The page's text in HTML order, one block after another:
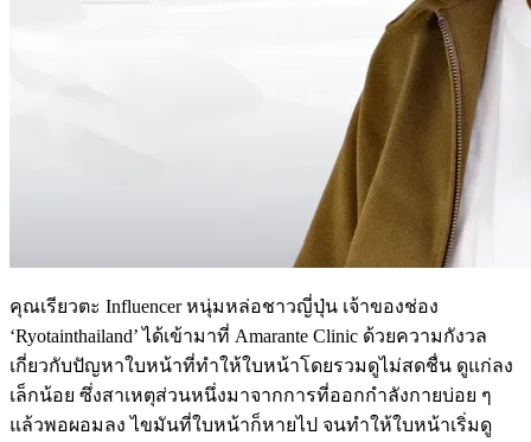
คุณเรียวตะ Influencer หนุ่มหล่อชาวญี่ปุ่น เจ้าของช่อง
‘Ryotainthailand’ ได้เข้ามาที่ Amarante Clinic ด้วยความกังวล
เกี่ยวกับปัญหาใบหน้าที่ทำให้ใบหน้าโดยรวมดูไม่สดชื่น ดูแก่ลง
เล็กน้อย ซึ่งสาเหตุส่วนหนึ่งมาจากการที่ออกกำลังกายบ่อย ๆ
แล้วพอผอมลง ไขมันที่ใบหน้าก็หายไป จนทำให้ใบหน้าเริ่มดู